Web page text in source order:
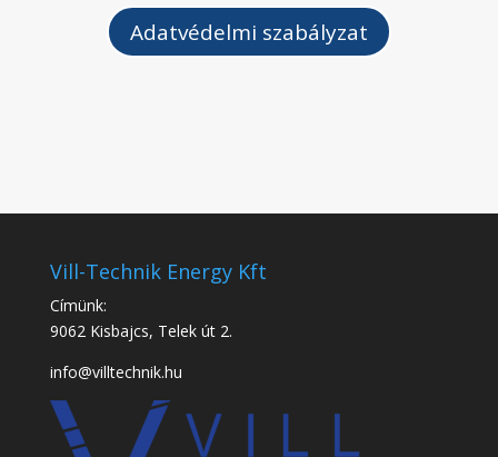
Adatvédelmi szabályzat
Vill-Technik Energy Kft
Címünk:
9062 Kisbajcs, Telek út 2.
info@villtechnik.hu